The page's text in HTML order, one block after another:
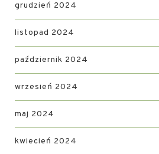
grudzień 2024
listopad 2024
październik 2024
wrzesień 2024
maj 2024
kwiecień 2024